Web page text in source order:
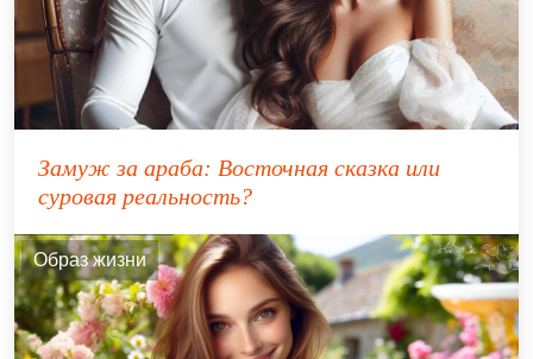
Замуж за араба: Восточная сказка или
суровая реальность?
Образ жизни